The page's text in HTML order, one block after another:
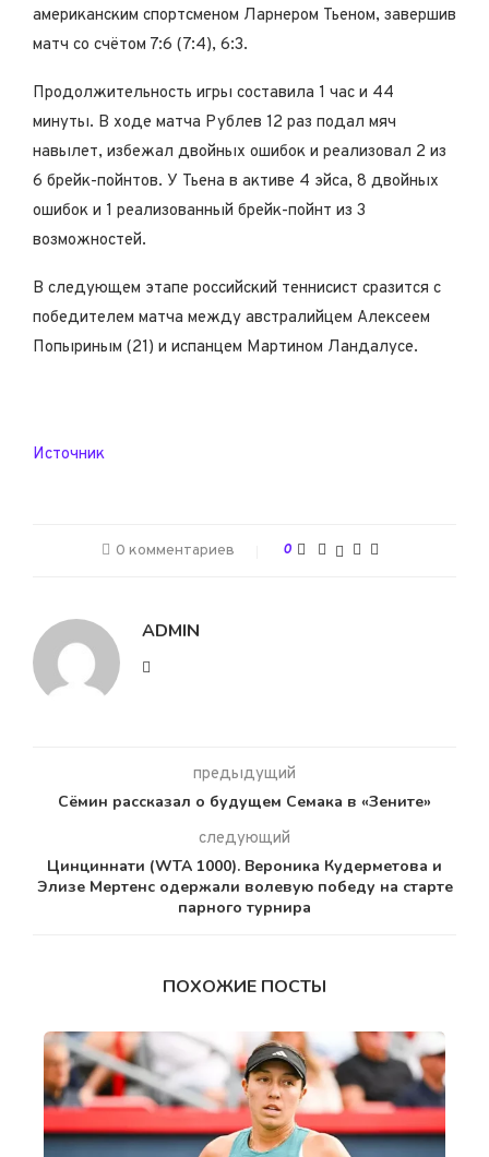
американским спортсменом Ларнером Тьеном, завершив
матч со счётом 7:6 (7:4), 6:3.
Продолжительность игры составила 1 час и 44
минуты. В ходе матча Рублев 12 раз подал мяч
навылет, избежал двойных ошибок и реализовал 2 из
6 брейк-пойнтов. У Тьена в активе 4 эйса, 8 двойных
ошибок и 1 реализованный брейк-пойнт из 3
возможностей.
В следующем этапе российский теннисист сразится с
победителем матча между австралийцем Алексеем
Попыриным (21) и испанцем Мартином Ландалусе.
Источник
0 комментариев 0
ADMIN
предыдущий
Сёмин рассказал о будущем Семака в «Зените»
следующий
Цинциннати (WTA 1000). Вероника Кудерметова и
Элизе Мертенс одержали волевую победу на старте
парного турнира
ПОХОЖИЕ ПОСТЫ